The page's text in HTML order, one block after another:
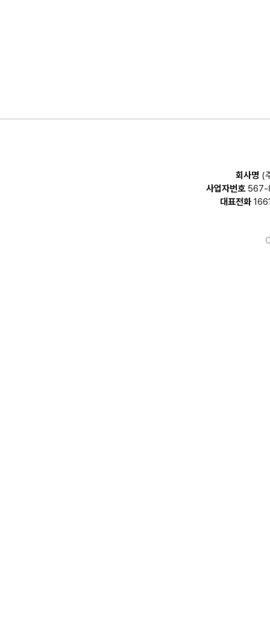
회사명 (
사업자번호567-
대표전화